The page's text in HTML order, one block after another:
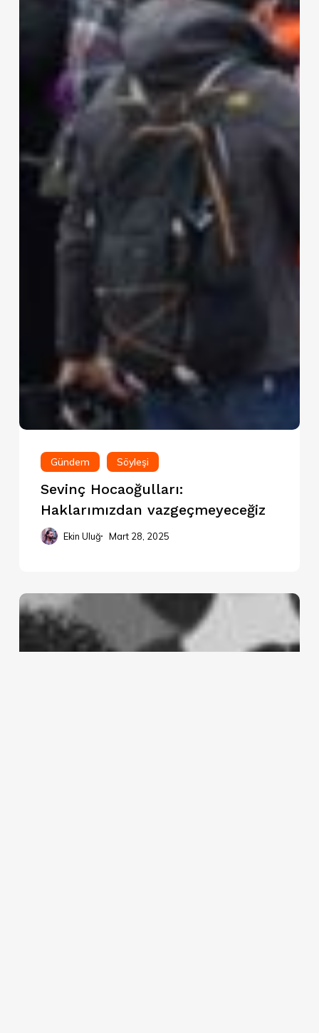
Gündem Söyleşi
Sevinç Hocaoğulları:
Haklarımızdan vazgeçmeyeceğiz
Ekin Uluğ Mart 28, 2025